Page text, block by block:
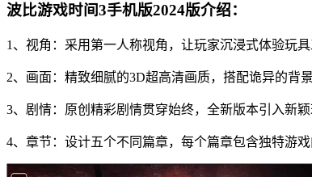
波比游戏时间3手机版2024版介绍：
1、视角：采用第一人称视角，让玩家沉浸式体验玩
2、画面：精致细腻的3D超高清画质，搭配诡异的背
3、剧情：原创精彩剧情贯穿始终，全新版本引入新
4、章节：设计五个不同篇章，每个篇章包含独特游